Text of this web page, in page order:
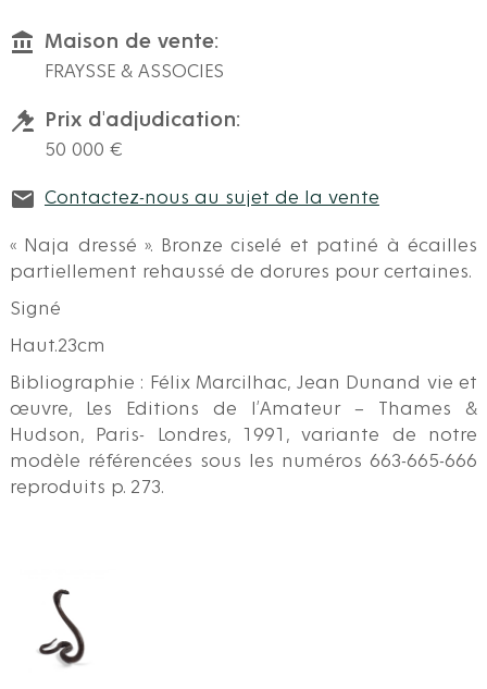
Maison de vente:
FRAYSSE & ASSOCIES
Prix d'adjudication:
50 000 €
Contactez-nous au sujet de la vente
« Naja dressé ». Bronze ciselé et patiné à écailles
partiellement rehaussé de dorures pour certaines.
Signé
Haut.23cm
Bibliographie : Félix Marcilhac, Jean Dunand vie et
œuvre, Les Editions de l’Amateur – Thames &
Hudson, Paris- Londres, 1991, variante de notre
modèle référencées sous les numéros 663-665-666
reproduits p. 273.